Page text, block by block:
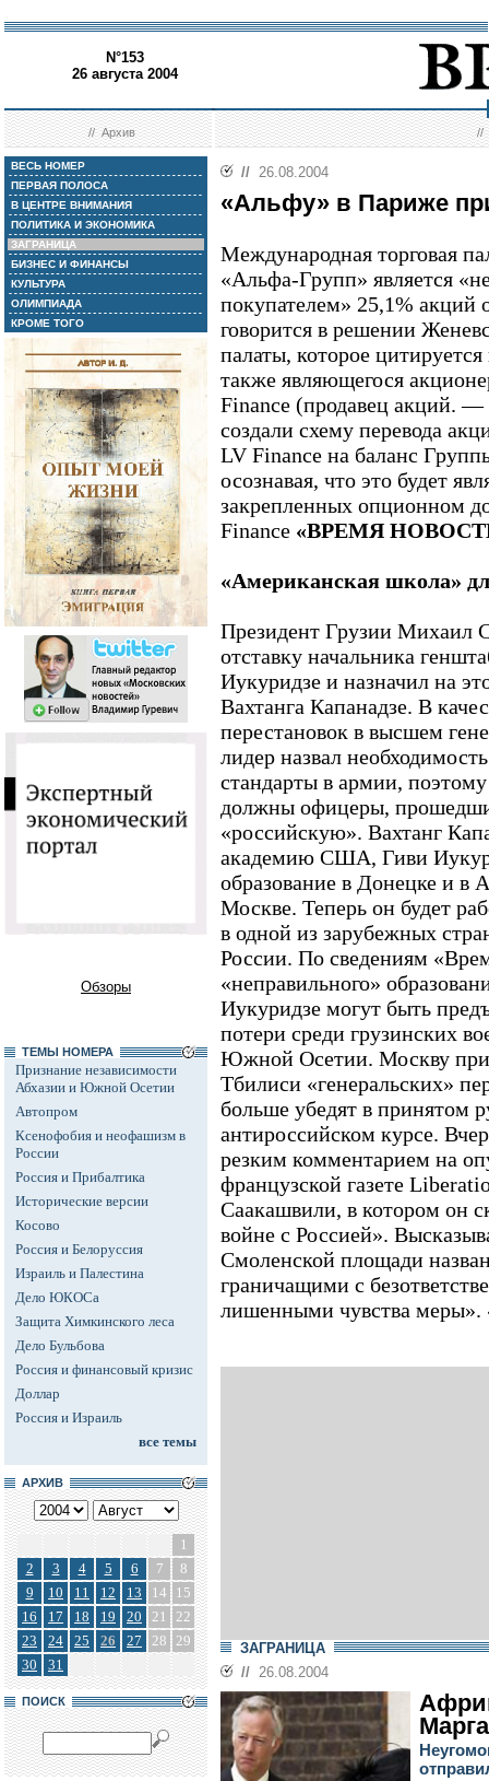
N°153
26 августа 2004
//Архив //
ВЕСЬ НОМЕР
ПЕРВАЯ ПОЛОСА
В ЦЕНТРЕ ВНИМАНИЯ
ПОЛИТИКА И ЭКОНОМИКА
ЗАГРАНИЦА
БИЗНЕС И ФИНАНСЫ
КУЛЬТУРА
ОЛИМПИАДА
КРОМЕ ТОГО
Обзоры
ТЕМЫ НОМЕРА
Признание независимости
Абхазии и Южной Осетии
Автопром
Ксенофобия и неофашизм в
России
Россия и Прибалтика
Исторические версии
Косово
Россия и Белоруссия
Израиль и Палестина
Дело ЮКОСа
Защита Химкинского леса
Дело Бульбова
Россия и финансовый кризис
Доллар
Россия и Израиль
все темы
АРХИВ
1
2
3 4 5 6 7
8
9
10 11 12 13 14
15
16
17 18 19 20 21
22
23
24 25 26 27 28 29
30
31
ПОИСК
// 26.08.2004
«Альфу» в Париже
Международная торговая
«Альфа-Групп» является
покупателем» 25,1% акций
говорится в решении
палаты, которое
также являющегося
Finance (продавец акций.
создали схему перевода
LV Finance на баланс
осознавая, что это будет
закрепленных опционном
Finance «ВРЕМЯ
«Американская школа»
Президент Грузии Михаил
отставку начальника
Иукуридзе и назначил на
Вахтанга Капанадзе. В
перестановок в высшем
лидер назвал
стандарты в армии,
должны офицеры,
«российскую». Вахтанг
академию США, Гиви
образование в Донецке и в
Москве. Теперь он будет
в одной из зарубежных
России. По сведениям
«неправильного»
Иукуридзе могут быть
потери среди грузинских
Южной Осетии. Москву
Тбилиси «генеральских»
больше убедят в принятом
антироссийском курсе.
резким комментарием на
французской газете
Саакашвили, в котором он
войне с Россией».
Смоленской площади
граничащими с
лишенными чувства меры».
ЗАГРАНИЦА
// 26.08.2004